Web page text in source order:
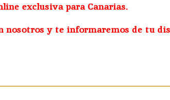
exclusiva para Canarias.
nosotros y te informaremos de tu